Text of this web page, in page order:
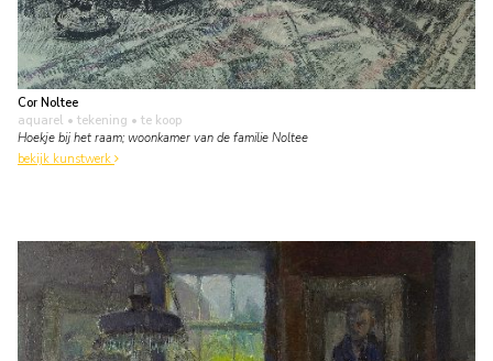
Cor Noltee
aquarel • tekening • te koop
Hoekje bij het raam; woonkamer van de familie Noltee
bekijk kunstwerk